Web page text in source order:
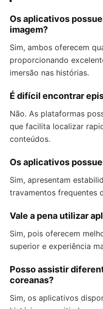
Os aplicativos
imagem?
Sim, ambos oferecem
proporcionando
imersão nas histórias.
É difícil encontrar
Não. As plataformas
que facilita localizar
conteúdos.
Os aplicativos
Sim, apresentam
travamentos frequentes
Vale a pena utilizar
Sim, pois oferecem
superior e experiência
Posso assistir
coreanas?
Sim, os aplicativos